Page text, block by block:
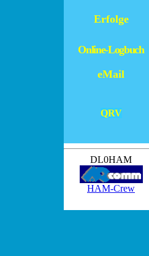
Erfolge
Online-Logbuch
eMail
QRV
DL0HAM
HAM-Crew